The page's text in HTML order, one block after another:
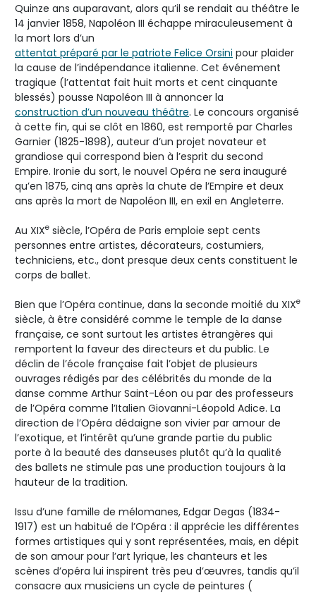
Quinze ans auparavant, alors qu’il se rendait au théâtre le
14 janvier 1858, Napoléon III échappe miraculeusement à
la mort lors d’un
attentat préparé par le patriote Felice Orsini pour plaider
la cause de l’indépendance italienne. Cet événement
tragique (l’attentat fait huit morts et cent cinquante
blessés) pousse Napoléon III à annoncer la
construction d’un nouveau théâtre. Le concours organisé
à cette fin, qui se clôt en 1860, est remporté par Charles
Garnier (1825-1898), auteur d’un projet novateur et
grandiose qui correspond bien à l’esprit du second
Empire. Ironie du sort, le nouvel Opéra ne sera inauguré
qu’en 1875, cinq ans après la chute de l’Empire et deux
ans après la mort de Napoléon III, en exil en Angleterre.
Au XIXe siècle, l’Opéra de Paris emploie sept cents
personnes entre artistes, décorateurs, costumiers,
techniciens, etc., dont presque deux cents constituent le
corps de ballet.
Bien que l’Opéra continue, dans la seconde moitié du XIXe
siècle, à être considéré comme le temple de la danse
française, ce sont surtout les artistes étrangères qui
remportent la faveur des directeurs et du public. Le
déclin de l’école française fait l’objet de plusieurs
ouvrages rédigés par des célébrités du monde de la
danse comme Arthur Saint-Léon ou par des professeurs
de l’Opéra comme l’Italien Giovanni-Léopold Adice. La
direction de l’Opéra dédaigne son vivier par amour de
l’exotique, et l’intérêt qu’une grande partie du public
porte à la beauté des danseuses plutôt qu’à la qualité
des ballets ne stimule pas une production toujours à la
hauteur de la tradition.
Issu d’une famille de mélomanes, Edgar Degas (1834-
1917) est un habitué de l’Opéra : il apprécie les différentes
formes artistiques qui y sont représentées, mais, en dépit
de son amour pour l’art lyrique, les chanteurs et les
scènes d’opéra lui inspirent très peu d’œuvres, tandis qu’il
consacre aux musiciens un cycle de peintures (